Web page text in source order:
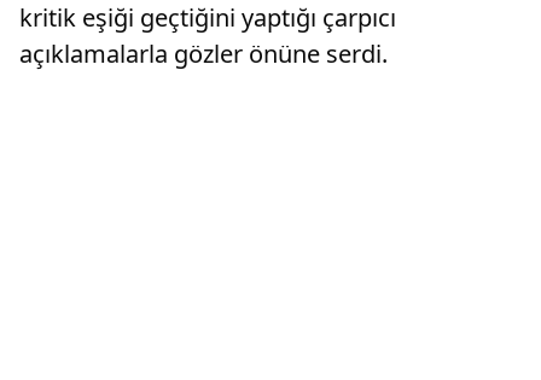
kritik eşiği geçtiğini yaptığı çarpıcı
açıklamalarla gözler önüne serdi.